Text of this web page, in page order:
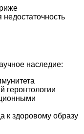
наследие:
геронтологии
к здоровому образу